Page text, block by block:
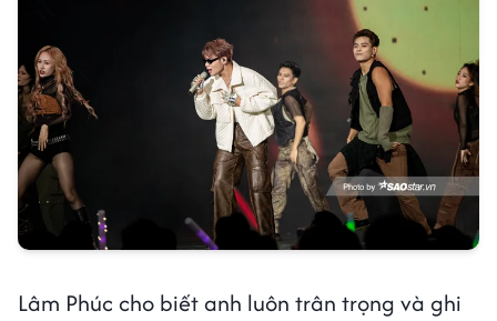
Lâm Phúc cho biết anh luôn trân trọng và ghi